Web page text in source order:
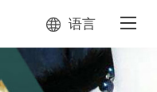
语言